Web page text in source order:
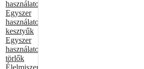
használatos
Egyszer
használatos
kesztyűk
Egyszer
használatos
törlők